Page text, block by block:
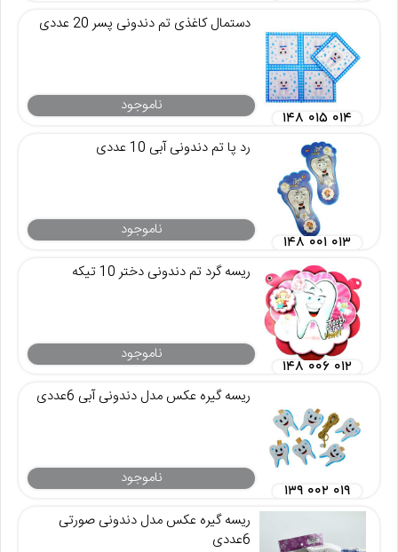
دستمال کاغذی تم دندونی پسر 20 عددی
ناموجود
۱۴۸ ۰۱۵ ۰۱۴
رد پا تم دندونی آبی 10 عددی
ناموجود
۱۴۸ ۰۰۱ ۰۱۳
ریسه گرد تم دندونی دختر 10 تیکه
ناموجود
۱۴۸ ۰۰۶ ۰۱۲
ریسه گیره عکس مدل دندونی آبی 6عددی
ناموجود
۱۳۹ ۰۰۲ ۰۱۹
ریسه گیره عکس مدل دندونی صورتی
6عددی